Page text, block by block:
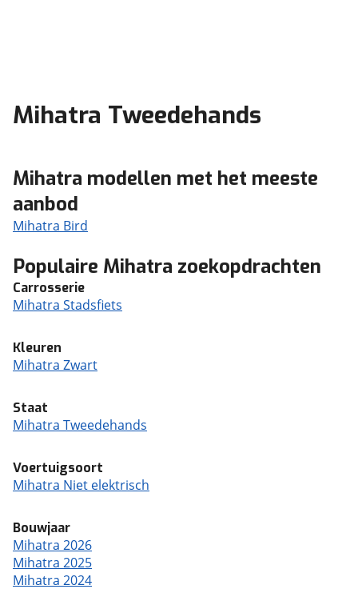
Mihatra Tweedehands
Mihatra modellen met het meeste
aanbod
Mihatra Bird
Populaire Mihatra zoekopdrachten
Carrosserie
Mihatra Stadsfiets
Kleuren
Mihatra Zwart
Staat
Mihatra Tweedehands
Voertuigsoort
Mihatra Niet elektrisch
Bouwjaar
Mihatra 2026
Mihatra 2025
Mihatra 2024